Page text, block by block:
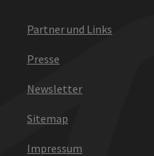
Partner und Links
Presse
Newsletter
Sitemap
Impressum